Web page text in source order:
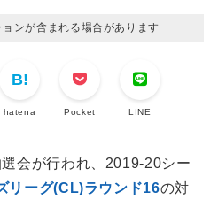
ンが含まれる場合があります
hatena Pocket LINE
会が行われ、2019-20シー
リーグ(CL)ラウンド16の対